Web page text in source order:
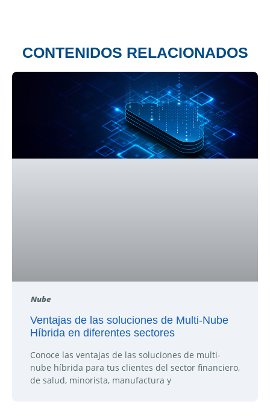
CONTENIDOS RELACIONADOS
Nube
Ventajas de las soluciones de Multi-Nube
Híbrida en diferentes sectores
Conoce las ventajas de las soluciones de multi-
nube híbrida para tus clientes del sector financiero,
de salud, minorista, manufactura y